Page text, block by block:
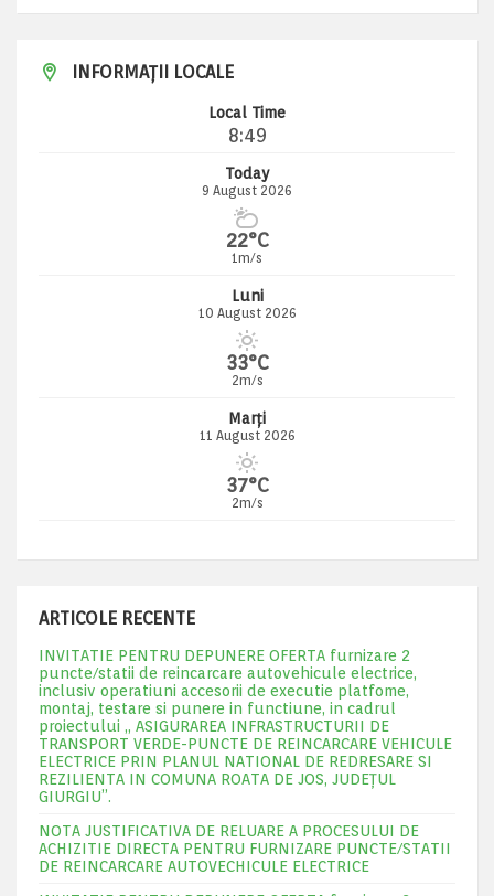
INFORMAȚII LOCALE
Local Time
8:49
Today
9 August 2026
22°C
1m/s
Luni
10 August 2026
33°C
2m/s
Marți
11 August 2026
37°C
2m/s
ARTICOLE RECENTE
INVITATIE PENTRU DEPUNERE OFERTA furnizare 2
puncte/statii de reincarcare autovehicule electrice,
inclusiv operatiuni accesorii de executie platfome,
montaj, testare si punere in functiune, in cadrul
proiectului „ ASIGURAREA INFRASTRUCTURII DE
TRANSPORT VERDE-PUNCTE DE REINCARCARE VEHICULE
ELECTRICE PRIN PLANUL NATIONAL DE REDRESARE SI
REZILIENTA IN COMUNA ROATA DE JOS, JUDEŢUL
GIURGIU”.
NOTA JUSTIFICATIVA DE RELUARE A PROCESULUI DE
ACHIZITIE DIRECTA PENTRU FURNIZARE PUNCTE/STATII
DE REINCARCARE AUTOVECHICULE ELECTRICE